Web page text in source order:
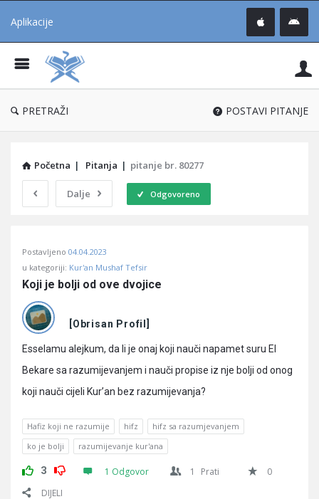
Aplikacije
®
PRETRAŽI POSTAVI PITANJE
Početna | Pitanja | pitanje br. 80277
Dalje Odgovoreno
Učene
Latest
Pitanja
Postavljeno 04.04.2023
u kategoriji: Kur'an Mushaf Tefsir
Koji je bolji od ove dvojice
[Obrisan Profil]
Esselamu alejkum, da li je onaj koji nauči napamet suru El
Bekare sa razumijevanjem i nauči propise iz nje bolji od onog
koji nauči cijeli Kur’an bez razumijevanja?
Hafiz koji ne razumije hifz
hifz sa razumjevanjem
ko je bolji
razumijevanje kur'ana
3 1 Odgovor 1 Prati
0
DIJELI